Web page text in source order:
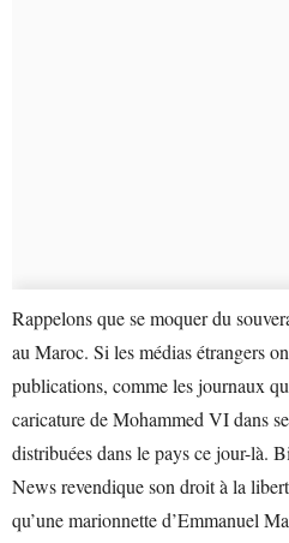
Rappelons que se moquer du
au Maroc. Si les médias étrangers
publications, comme les journaux
caricature de Mohammed VI dans
distribuées dans le pays ce jour-là.
News revendique son droit à la
qu’une marionnette d’Emmanuel